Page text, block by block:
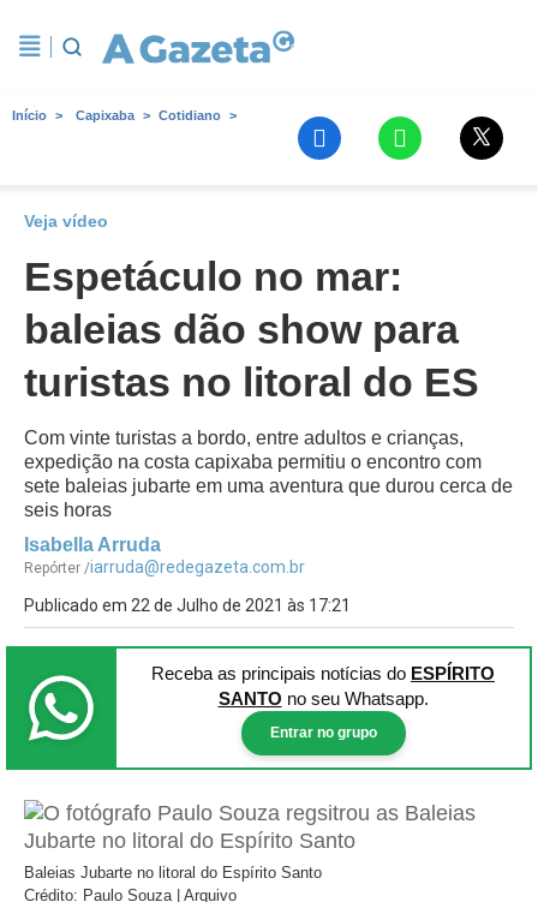
Início Capixaba Cotidiano
Veja vídeo
Espetáculo no mar:
baleias dão show para
turistas no litoral do ES
Com vinte turistas a bordo, entre adultos e crianças,
expedição na costa capixaba permitiu o encontro com
sete baleias jubarte em uma aventura que durou cerca de
seis horas
Isabella Arruda
Repórter /iarruda@redegazeta.com.br
Publicado em 22 de Julho de 2021 às 17:21
Receba as principais notícias do ESPÍRITO
SANTO no seu Whatsapp.
Entrar no grupo
Baleias Jubarte no litoral do Espírito Santo
Crédito: Paulo Souza | Arquivo